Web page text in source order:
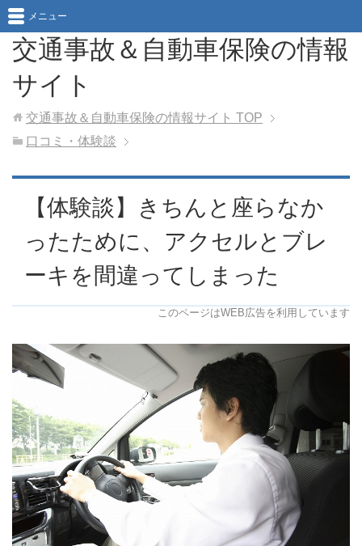
交通事故＆自動車保険の情報
サイト
メニュー
交通事故＆自動車保険の情報サイト TOP
口コミ・体験談
【体験談】きちんと座らなか
ったために、アクセルとブレ
ーキを間違ってしまった
このページはWEB広告を利用しています